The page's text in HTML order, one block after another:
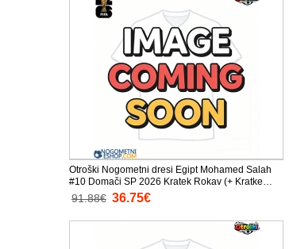
Otroški Nogometni dresi Egipt Mohamed Salah
#10 Domači SP 2026 Kratek Rokav (+ Kratke
hlače)
91.88€ 36.75€